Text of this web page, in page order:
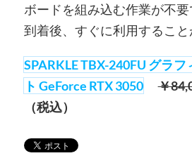
ボードを組み込む作業が不
到着後、すぐに利用すること
SPARKLE TBX-240FU グラ
ト GeForce RTX 3050
￥
（税込）